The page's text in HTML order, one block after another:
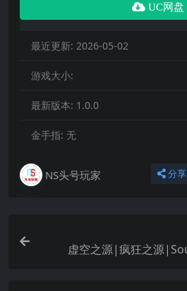
UC网盘
最近更新: 2026-05-02
游戏大小:
最新版本: 1.0.0
金手指: 无
NS头号玩家 分享
虚空之源|疯狂之源